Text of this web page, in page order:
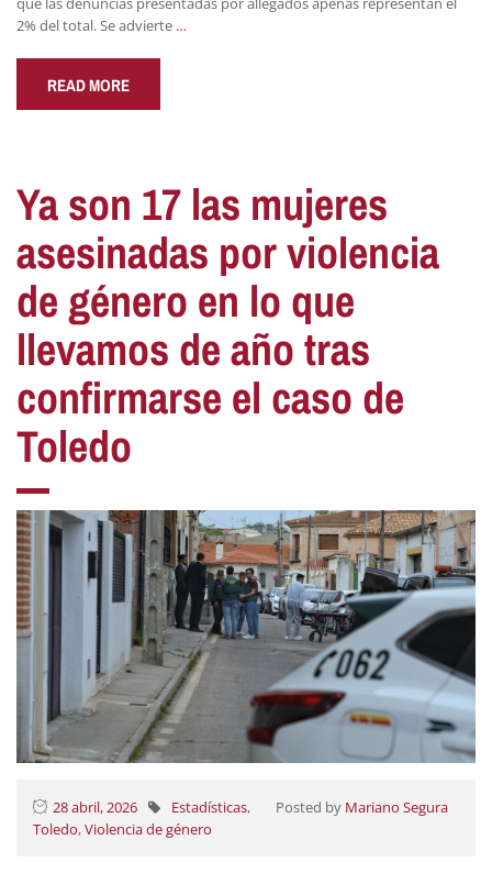
2% del total. Se advierte …
READ MORE
Ya son 17 las mujeres
asesinadas por violencia
de género en lo que
llevamos de año tras
confirmarse el caso de
Toledo
28 abril, 2026 Posted by Mariano Segura
Estadísticas,
Toledo,Violencia de género